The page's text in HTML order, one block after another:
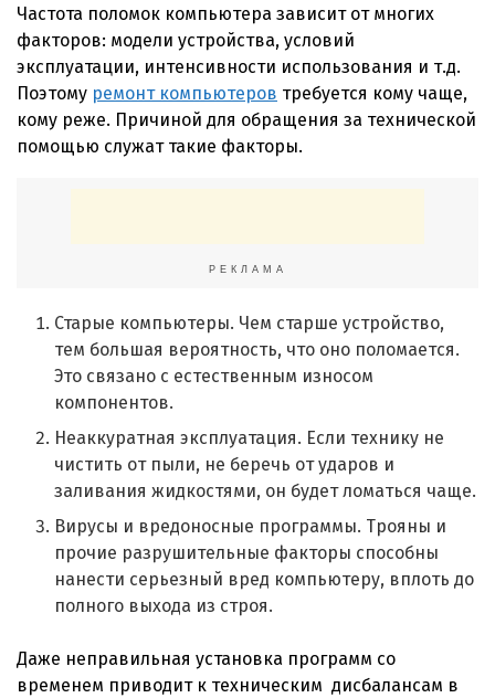
Частота поломок компьютера зависит от многих
факторов: модели устройства, условий
эксплуатации, интенсивности использования и т.д.
Поэтому ремонт компьютеров требуется кому чаще,
кому реже. Причиной для обращения за технической
помощью служат такие факторы.
РЕКЛАМА
Старые компьютеры. Чем старше устройство,
тем большая вероятность, что оно поломается.
Это связано с естественным износом
компонентов.
Неаккуратная эксплуатация. Если технику не
чистить от пыли, не беречь от ударов и
заливания жидкостями, он будет ломаться чаще.
Вирусы и вредоносные программы. Трояны и
прочие разрушительные факторы способны
нанести серьезный вред компьютеру, вплоть до
полного выхода из строя.
Даже неправильная установка программ со
временем приводит к техническим дисбалансам в